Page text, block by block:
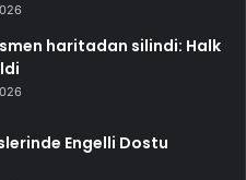
haritadan silindi: Halk
Engelli Dostu